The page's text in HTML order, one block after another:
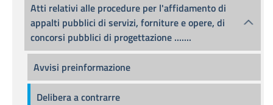
Atti relativi alle procedure per l'affidamento di
appalti pubblici di servizi, forniture e opere, di
concorsi pubblici di progettazione .......
Avvisi preinformazione
Delibera a contrarre